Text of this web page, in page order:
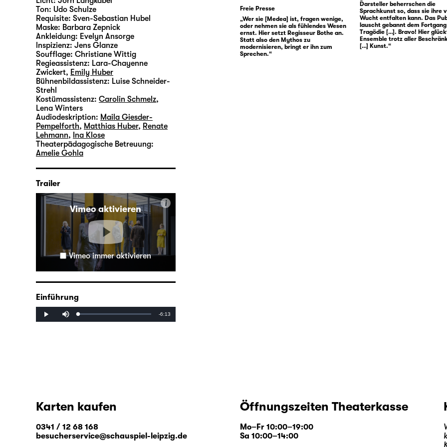
Freie Presse
„Wer sie [Medea] ist, fragen wenige,
oder nehmen sie als fühlendes Wesen
ernst. Hier setzt Regisseur Bothe an.
Statt also den Mythos zu
modernisieren, bringt er ihn zum
Sprechen.“
Darsteller beherrschen die
Sprachkunst so, dass sie ihre
Wucht entfalten kann. Das
lauscht gebannt dem
Tragödie […]. Bravo! Hier
Ensemble trotz aller
[…] Kunst.“
Ton: Udo Schulze
Requisite: Sven-Sebastian Hubel
Maske: Barbara Zepnick
Ankleidung: Evelyn Ansorge
lnspizienz: Jens Glanze
Soufflage: Christiane Wittig
Regieassistenz: Lara-Chayenne
Zwickert, Emily Huber
Bühnenbildassistenz: Luise Schneider-
Strehl
Kostümassistenz: Carolin Schmelz,
Lena Winters
Audiodeskription: Maila Giesder-
Pempelforth, Matthias Huber, Renate
Lehmann, Ina Klose
Theaterpädagogische Betreuung:
Amelie Gohla
Trailer
Vimeo aktivieren
i
Vimeo immer aktivieren
Einführung
Play Loaded:
Progress:
Remaining
-6:13
Karten kaufen
0341 / 12 68 168
besucherservice@schauspiel-leipzig.de
Öffnungszeiten Theaterkasse
Mo–Fr 10:00–19:00
Sa 10:00–14:00